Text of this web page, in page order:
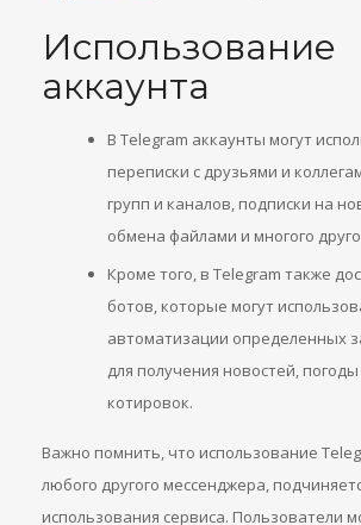
Использование
аккаунта
В Telegram аккаунты могут
переписки с друзьями и
групп и каналов, подписки на
обмена файлами и многого
Кроме того, в Telegram также
ботов, которые могут
автоматизации определенных
для получения новостей,
котировок.
Важно помнить, что использование
любого другого мессенджера,
использования сервиса. Пользователи